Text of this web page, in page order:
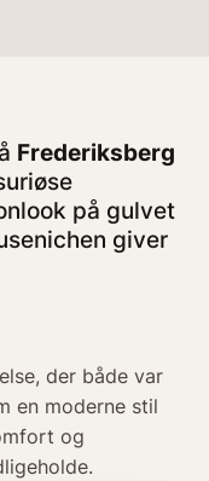
Frederiksberg
på gulvet
giver
der både var
en moderne stil
og